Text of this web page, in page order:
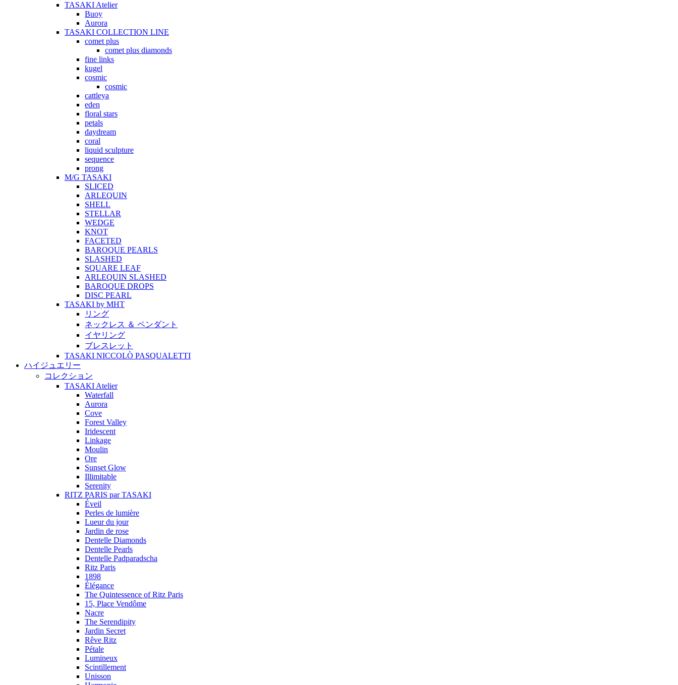
TASAKI Atelier
Buoy
Aurora
TASAKI COLLECTION LINE
comet plus
comet plus diamonds
fine links
kugel
cosmic
cosmic
cattleya
eden
floral stars
petals
daydream
coral
liquid sculpture
sequence
prong
M/G TASAKI
SLICED
ARLEQUIN
SHELL
STELLAR
WEDGE
KNOT
FACETED
BAROQUE PEARLS
SLASHED
SQUARE LEAF
ARLEQUIN SLASHED
BAROQUE DROPS
DISC PEARL
TASAKI by MHT
リング
ネックレス ＆ ペンダント
イヤリング
ブレスレット
TASAKI NICCOLÒ PASQUALETTI
ハイジュエリー
コレクション
TASAKI Atelier
Waterfall
Aurora
Cove
Forest Valley
Iridescent
Linkage
Moulin
Ore
Sunset Glow
Illimitable
Serenity
RITZ PARIS par TASAKI
Éveil
Perles de lumière
Lueur du jour
Jardin de rose
Dentelle Diamonds
Dentelle Pearls
Dentelle Padparadscha
Ritz Paris
1898
Élégance
The Quintessence of Ritz Paris
15, Place Vendôme
Nacre
The Serendipity
Jardin Secret
Rêve Ritz
Pétale
Lumineux
Scintillement
Unisson